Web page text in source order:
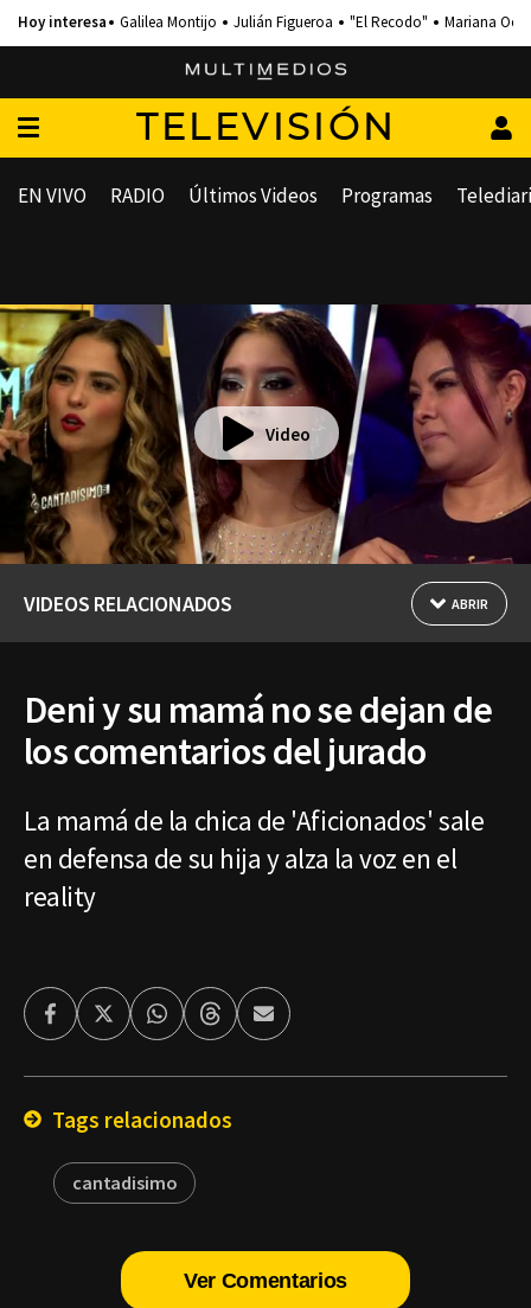
Galilea Montijo Julián Figueroa "El Recodo" Mariana
TELEVISIÓN
EN VIVO RADIO Últimos Videos Programas
Video
VIDEOS RELACIONADOS ABRIR
Deni y su mamá no se dejan de
los comentarios del jurado
La mamá de la chica de 'Aficionados' sale
en defensa de su hija y alza la voz en el
reality
FacebookTwitterWhatsappThreadsEnviar
por
Tags relacionados
cantadisimo
Ver Comentarios